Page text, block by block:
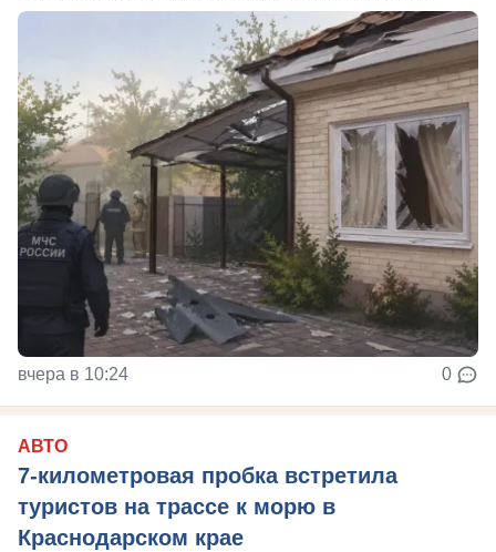
вчера в 10:24 0
АВТО
7-километровая пробка встретила
туристов на трассе к морю в
Краснодарском крае